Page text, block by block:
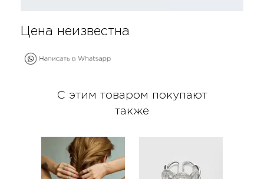
Цена неизвестна
С этим товаром покупают
также